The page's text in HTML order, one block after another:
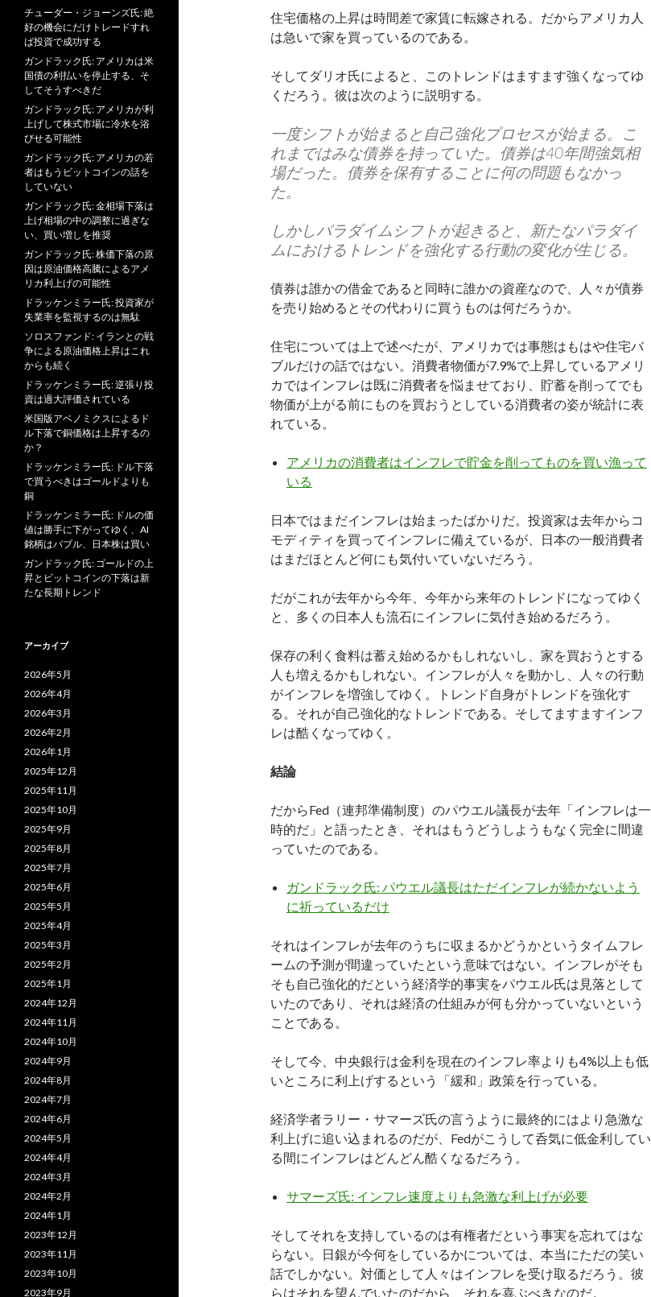
住宅価格の上昇は時間差で家賃に転嫁される。だからアメリカ人
は急いで家を買っているのである。
そしてダリオ氏によると、このトレンドはますます強くなってゆ
くだろう。彼は次のように説明する。
一度シフトが始まると自己強化プロセスが始まる。こ
れまではみな債券を持っていた。債券は40年間強気相
場だった。債券を保有することに何の問題もなかっ
た。
しかしパラダイムシフトが起きると、新たなパラダイ
ムにおけるトレンドを強化する行動の変化が生じる。
債券は誰かの借金であると同時に誰かの資産なので、人々が債券
を売り始めるとその代わりに買うものは何だろうか。
住宅については上で述べたが、アメリカでは事態はもはや住宅バ
ブルだけの話ではない。消費者物価が7.9%で上昇しているアメリ
カではインフレは既に消費者を悩ませており、貯蓄を削ってでも
物価が上がる前にものを買おうとしている消費者の姿が統計に表
れている。
アメリカの消費者はインフレで貯金を削ってものを買い漁って
いる
日本ではまだインフレは始まったばかりだ。投資家は去年からコ
モディティを買ってインフレに備えているが、日本の一般消費者
はまだほとんど何にも気付いていないだろう。
だがこれが去年から今年、今年から来年のトレンドになってゆく
と、多くの日本人も流石にインフレに気付き始めるだろう。
保存の利く食料は蓄え始めるかもしれないし、家を買おうとする
人も増えるかもしれない。インフレが人々を動かし、人々の行動
がインフレを増強してゆく。トレンド自身がトレンドを強化す
る。それが自己強化的なトレンドである。そしてますますインフ
レは酷くなってゆく。
結論
だからFed（連邦準備制度）のパウエル議長が去年「インフレは一
時的だ」と語ったとき、それはもうどうしようもなく完全に間違
っていたのである。
ガンドラック氏: パウエル議長はただインフレが続かないよう
に祈っているだけ
それはインフレが去年のうちに収まるかどうかというタイムフレ
ームの予測が間違っていたという意味ではない。インフレがそも
そも自己強化的だという経済学的事実をパウエル氏は見落として
いたのであり、それは経済の仕組みが何も分かっていないという
ことである。
そして今、中央銀行は金利を現在のインフレ率よりも4%以上も低
いところに利上げするという「緩和」政策を行っている。
経済学者ラリー・サマーズ氏の言うように最終的にはより急激な
利上げに追い込まれるのだが、Fedがこうして呑気に低金利してい
る間にインフレはどんどん酷くなるだろう。
サマーズ氏: インフレ速度よりも急激な利上げが必要
そしてそれを支持しているのは有権者だという事実を忘れてはな
らない。日銀が今何をしているかについては、本当にただの笑い
話でしかない。対価として人々はインフレを受け取るだろう。彼
らはそれを望んでいたのだから、それを喜ぶべきなのだ。
チューダー・ジョーンズ氏: 絶
好の機会にだけトレードすれ
ば投資で成功する
ガンドラック氏: アメリカは米
国債の利払いを停止する、そ
してそうすべきだ
ガンドラック氏: アメリカが利
上げして株式市場に冷水を浴
びせる可能性
ガンドラック氏: アメリカの若
者はもうビットコインの話を
していない
ガンドラック氏: 金相場下落は
上げ相場の中の調整に過ぎな
い、買い増しを推奨
ガンドラック氏: 株価下落の原
因は原油価格高騰によるアメ
リカ利上げの可能性
ドラッケンミラー氏: 投資家が
失業率を監視するのは無駄
ソロスファンド: イランとの戦
争による原油価格上昇はこれ
からも続く
ドラッケンミラー氏: 逆張り投
資は過大評価されている
米国版アベノミクスによるド
ル下落で銅価格は上昇するの
か？
ドラッケンミラー氏: ドル下落
で買うべきはゴールドよりも
銅
ドラッケンミラー氏: ドルの価
値は勝手に下がってゆく、AI
銘柄はバブル、日本株は買い
ガンドラック氏: ゴールドの上
昇とビットコインの下落は新
たな長期トレンド
アーカイブ
2026年5月
2026年4月
2026年3月
2026年2月
2026年1月
2025年12月
2025年11月
2025年10月
2025年9月
2025年8月
2025年7月
2025年6月
2025年5月
2025年4月
2025年3月
2025年2月
2025年1月
2024年12月
2024年11月
2024年10月
2024年9月
2024年8月
2024年7月
2024年6月
2024年5月
2024年4月
2024年3月
2024年2月
2024年1月
2023年12月
2023年11月
2023年10月
2023年9月